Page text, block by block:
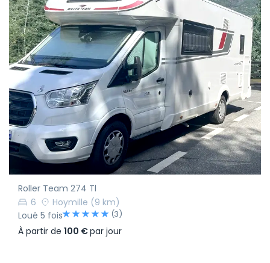
Roller Team 274 Tl
6
Hoymille (9 km)
Loué 5 fois
(3)
À partir de 100 €par jour